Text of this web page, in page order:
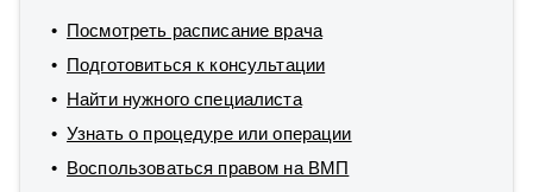
Посмотреть расписание врача
Подготовиться к консультации
Найти нужного специалиста
Узнать о процедуре или операции
Воспользоваться правом на ВМП